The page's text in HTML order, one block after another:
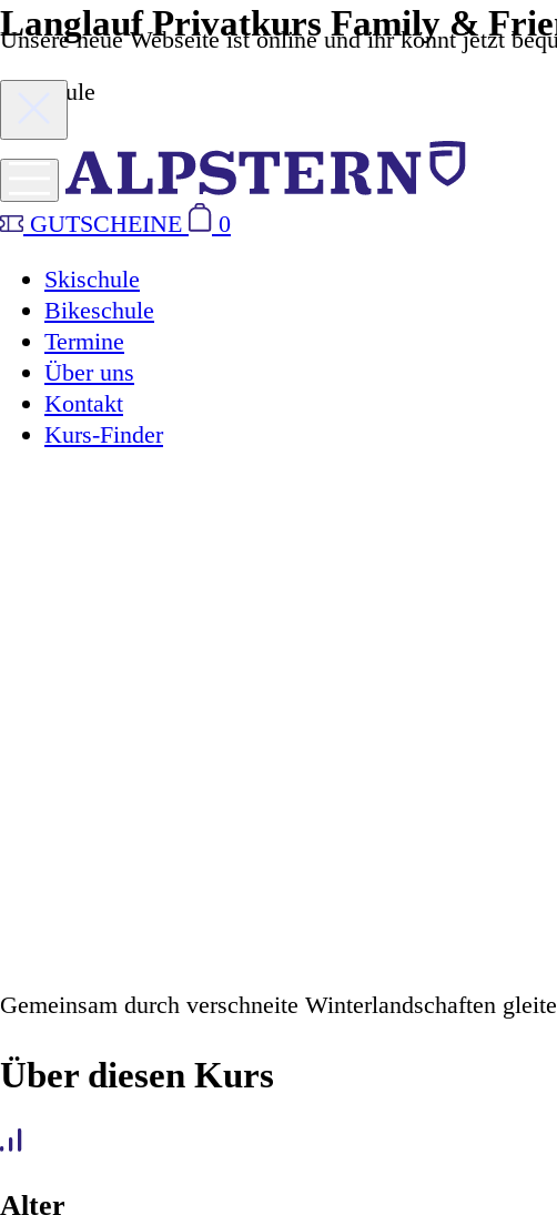
Unsere neue Webseite ist online und ihr könnt jetzt
GUTSCHEINE
0
Skischule
Bikeschule
Termine
Über uns
Kontakt
Kurs-Finder
Langlauf Privatkurs Family &
Skischule
Gemeinsam durch verschneite Winterlandschaften
Über diesen Kurs
Alter